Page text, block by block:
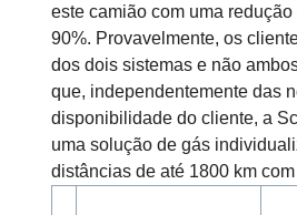
este camião com uma redução
90%. Provavelmente, os
dos dois sistemas e não
que, independentemente das
disponibilidade do cliente, a
uma solução de gás
distâncias de até 1800 km